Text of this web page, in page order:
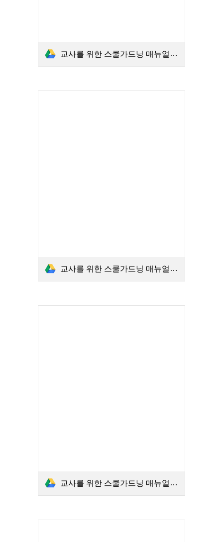
교사를 위한 스쿨가드닝 매뉴얼 식량작물.PDF
교사를 위한 스쿨가드닝 매뉴얼 A-Z.PDF
교사를 위한 스쿨가드닝 매뉴얼 허브.PDF